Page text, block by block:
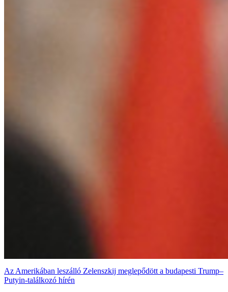
Az Amerikában leszálló Zelenszkij meglepődött a budapesti Trump–
Putyin-találkozó hírén